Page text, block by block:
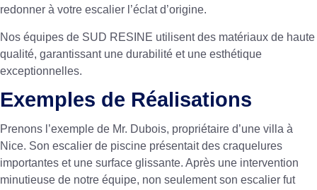
redonner à votre escalier l’éclat d’origine.
Nos équipes de SUD RESINE utilisent des matériaux de haute
qualité, garantissant une durabilité et une esthétique
exceptionnelles.
Exemples de Réalisations
Prenons l’exemple de Mr. Dubois, propriétaire d’une villa à
Nice. Son escalier de piscine présentait des craquelures
importantes et une surface glissante. Après une intervention
minutieuse de notre équipe, non seulement son escalier fut